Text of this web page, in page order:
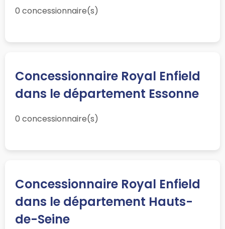
0 concessionnaire(s)
Concessionnaire Royal Enfield
dans le département Essonne
0 concessionnaire(s)
Concessionnaire Royal Enfield
dans le département Hauts-
de-Seine